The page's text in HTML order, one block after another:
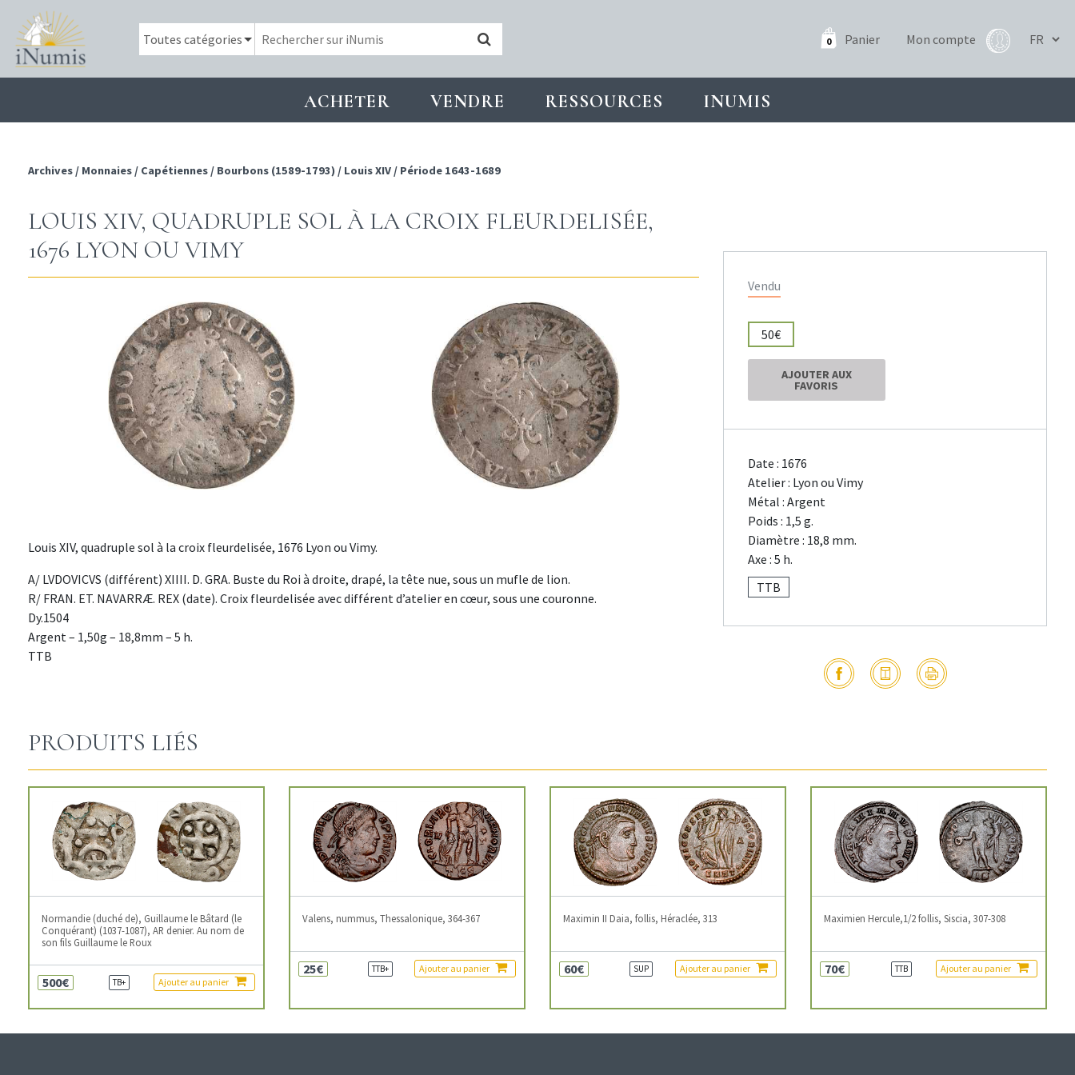
0 Panier Mon compte
ACHETER VENDRE RESSOURCES INUMIS
Archives / Monnaies / Capétiennes / Bourbons (1589-1793) / Louis XIV / Période 1643-1689
LOUIS XIV, QUADRUPLE SOL À LA CROIX FLEURDELISÉE,
1676 LYON OU VIMY
Louis XIV, quadruple sol à la croix fleurdelisée, 1676 Lyon ou Vimy.
A/ LVDOVICVS (différent) XIIII. D. GRA. Buste du Roi à droite, drapé, la tête nue, sous un mufle de lion.
R/ FRAN. ET. NAVARRÆ. REX (date). Croix fleurdelisée avec différent d’atelier en cœur, sous une couronne.
Dy.1504
Argent – 1,50g – 18,8mm – 5 h.
TTB
Vendu
50€
AJOUTER AUX
FAVORIS
Date : 1676
Atelier : Lyon ou Vimy
Métal : Argent
Poids : 1,5 g.
Diamètre : 18,8 mm.
Axe : 5 h.
TTB
PRODUITS LIÉS
Normandie (duché de), Guillaume le Bâtard (le
Conquérant) (1037-1087), AR denier. Au nom de
son fils Guillaume le Roux
500€ TB+ Ajouter au panier
Valens, nummus, Thessalonique, 364-367
25€ TTB+ Ajouter au panier
Maximin II Daia, follis, Héraclée, 313
60€ SUP Ajouter au panier
Maximien Hercule,1/2 follis, Siscia, 307-308
70€ TTB Ajouter au panier